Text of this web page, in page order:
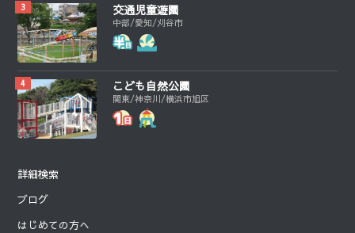
交通児童遊園
中部/愛知/刈谷市
こども自然公園
関東/神奈川/横浜市旭区
詳細検索
ブログ
はじめての方へ